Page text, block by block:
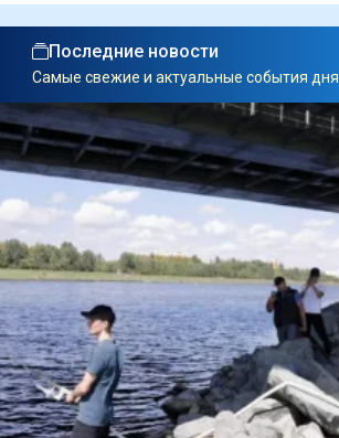
Последние новости
Самые свежие и актуальные события дня